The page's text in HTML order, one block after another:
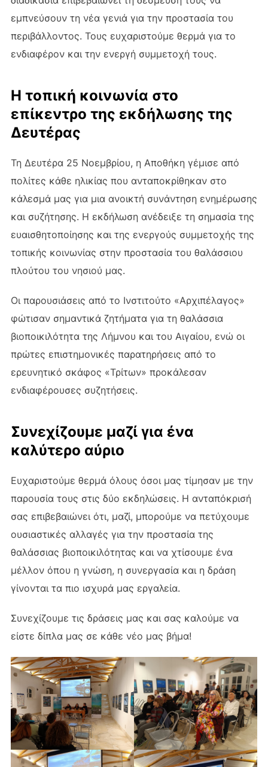
εμπνεύσουν τη νέα γενιά για την προστασία του
περιβάλλοντος. Τους ευχαριστούμε θερμά για το
ενδιαφέρον και την ενεργή συμμετοχή τους.
Η τοπική κοινωνία στο
επίκεντρο της εκδήλωσης της
Δευτέρας
Τη Δευτέρα 25 Νοεμβρίου, η Αποθήκη γέμισε από
πολίτες κάθε ηλικίας που ανταποκρίθηκαν στο
κάλεσμά μας για μια ανοικτή συνάντηση ενημέρωσης
και συζήτησης. Η εκδήλωση ανέδειξε τη σημασία της
ευαισθητοποίησης και της ενεργούς συμμετοχής της
τοπικής κοινωνίας στην προστασία του θαλάσσιου
πλούτου του νησιού μας.
Οι παρουσιάσεις από το Ινστιτούτο «Αρχιπέλαγος»
φώτισαν σημαντικά ζητήματα για τη θαλάσσια
βιοποικιλότητα της Λήμνου και του Αιγαίου, ενώ οι
πρώτες επιστημονικές παρατηρήσεις από το
ερευνητικό σκάφος «Τρίτων» προκάλεσαν
ενδιαφέρουσες συζητήσεις.
Συνεχίζουμε μαζί για ένα
καλύτερο αύριο
Ευχαριστούμε θερμά όλους όσοι μας τίμησαν με την
παρουσία τους στις δύο εκδηλώσεις. Η ανταπόκρισή
σας επιβεβαιώνει ότι, μαζί, μπορούμε να πετύχουμε
ουσιαστικές αλλαγές για την προστασία της
θαλάσσιας βιοποικιλότητας και να χτίσουμε ένα
μέλλον όπου η γνώση, η συνεργασία και η δράση
γίνονται τα πιο ισχυρά μας εργαλεία.
Συνεχίζουμε τις δράσεις μας και σας καλούμε να
είστε δίπλα μας σε κάθε νέο μας βήμα!